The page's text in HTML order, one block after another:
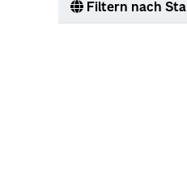
Filtern nach